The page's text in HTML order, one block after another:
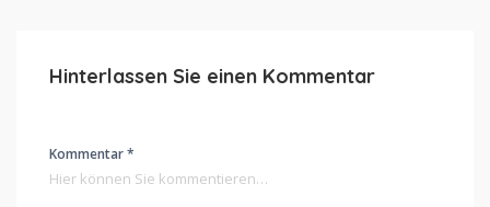
Hinterlassen Sie einen Kommentar
Kommentar *